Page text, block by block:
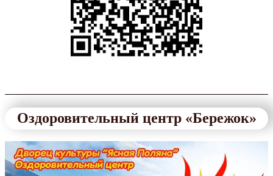
Оздоровительный центр «Бережок»